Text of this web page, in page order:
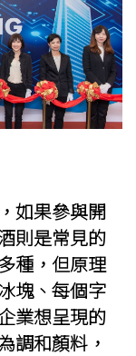
如果參與開
則是常見的
種，但原理
塊、每個字
業想呈現的
調和顏料，